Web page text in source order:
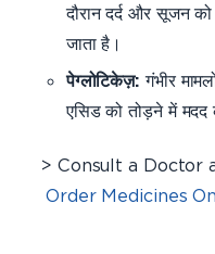
दौरान दर्द और सूजन को
जाता है।
पेग्लोटिकेज़: गंभीर
एसिड को तोड़ने में मदद
> Consult a Doctor
Order Medicines